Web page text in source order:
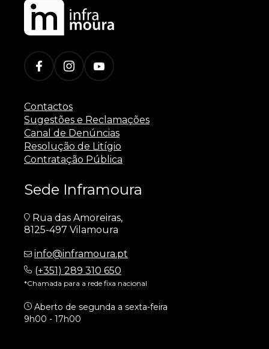
Contactos
Sugestões e Reclamações
Canal de Denúncias
Resolução de Litígio
Contratação Pública
Sede Inframoura
Rua das Amoreiras,
8125-497 Vilamoura
info@inframoura.pt
(+351) 289 310 650
*Chamada para a rede fixa nacional
Aberto de segunda a sexta-feira
9h00 - 17h00